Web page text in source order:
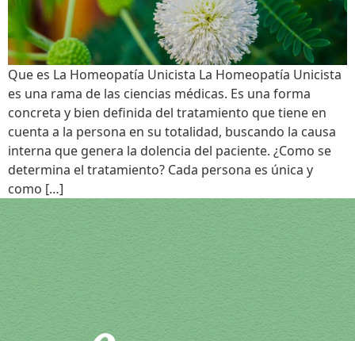
Que es La Homeopatía Unicista La Homeopatía Unicista
es una rama de las ciencias médicas. Es una forma
concreta y bien definida del tratamiento que tiene en
cuenta a la persona en su totalidad, buscando la causa
interna que genera la dolencia del paciente. ¿Como se
determina el tratamiento? Cada persona es única y
como […]